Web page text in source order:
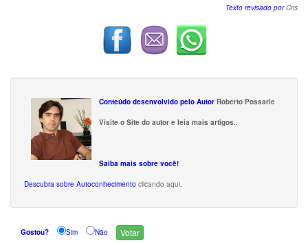
Texto revisado porCris
Conteúdo desenvolvido pelo Autor Roberto Possarle
Visite o Site do autor e leia mais artigos..
Saiba mais sobre você!
Descubra sobre Autoconhecimento clicando aqui.
Gostou? Sim Não